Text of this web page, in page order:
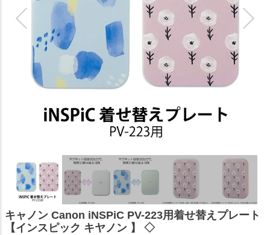
キャノン Canon iNSPiC PV-223用着せ替えプレート
【インスピック キヤノン 】 ◇